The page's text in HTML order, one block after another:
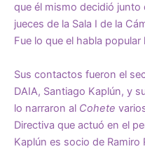
que él mismo decidió
jueces de la Sala I de la
Fue lo que el habla popular
Sus contactos fueron el
DAIA, Santiago Kaplún, y
lo narraron al Cohete
Directiva que actuó en el
Kaplún es socio de